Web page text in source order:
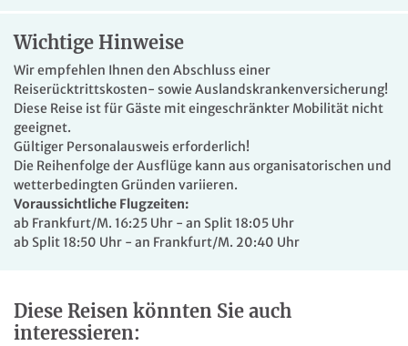
sind ausgestattet mit Bad oder DU/WC, Fön, Klimaanlage,
TV, Minibar, Safe, Telefon. Das WLAN nutzen Sie kostenfrei.
Wichtige Hinweise
Wir empfehlen Ihnen den Abschluss einer
Reiserücktrittskosten- sowie Auslandskrankenversicherung!
Diese Reise ist für Gäste mit eingeschränkter Mobilität nicht
geeignet.
Gültiger Personalausweis erforderlich!
Die Reihenfolge der Ausflüge kann aus organisatorischen und
wetterbedingten Gründen variieren.
Voraussichtliche Flugzeiten:
ab Frankfurt/M. 16:25 Uhr - an Split 18:05 Uhr
ab Split 18:50 Uhr - an Frankfurt/M. 20:40 Uhr
Diese Reisen könnten Sie auch
interessieren: